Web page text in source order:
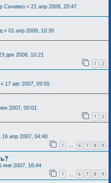
Сачивко « 21 апр 2009, 20:47
« 01 апр 2009, 10:39
дек 2008, 10:21
1 2
« 17 авг 2007, 09:55
2007, 00:01
1 2
16 апр 2007, 04:40
1 … 6 7 8 9
янв 2007, 16:44
1 6 7 8 9